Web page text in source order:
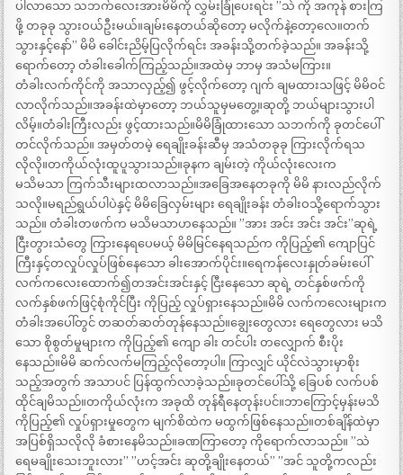
ပါလာသော သဘက်လေးအားမိမိကို လွှမ်းခြုံပေးရင်း ”သဲ ကို အကုန် စားကြ
ဖို့ တခုခု သွားဝယ်ဦးမယ်။ချမ်းနေတယ်ဆိုတော့ မလိုက်နဲ့တော့လေ။တက်
သွားနှင့်နော်” မိမိ ခေါင်းညိမ့်ပြလိုက်ရင်း အခန်းသို့တက်ခဲ့သည်။ အခန်းသို့
ရောက်တော့ တံခါးခေါက်ကြည့်သည်။အထဲမှ ဘာမှ အသံမကြား။
တံခါးလက်ကိုင်ကို အသာလှည့်၍ ဖွင့်လိုက်တော့ ဂျက် ချမထားသဖြင့် မိမိဝင်
လာလိုက်သည်။အခန်းထဲမှာတော့ ဘယ်သူမှမတွေ့။ဆုတို့ ဘယ်များသွားပါ
လိမ့်။တံခါးကြီးလည်း ဖွင့်ထားသည်။မိမိခြုံထားသော သဘက်ကို ခုတင်ပေါ်
တင်လိုက်သည်။ အမှတ်တမဲ့ ရေချိုးခန်းဆီမှ အသံတခုခု ကြားလိုက်ရသ
လိုလို။တကိုယ်လုံးထူပူသွားသည်။ခုနက ချမ်းတဲ့ ကိုယ်လုံးလေးက
မသိမသာ ကြက်သီးများထလာသည်။အခြေအနေတခုကို မိမိ နားလည်လိုက်
သလို။မရည်ရွယ်ပါပဲနှင့် မိမိခြေလှမ်းများ ရေချိုးခန်း တံခါးဝသို့ရောက်သွား
သည်။ တံခါးတဖက်က မသိမသာဟနေသည်။ ”အား အင်း အင်း အင်း”ဆုရဲ့
ငြီးတွားသံတွေ ကြားနေရပေမယ့် မိမိမြင်နေရသည်က ကိုပြည့်၏ ကျောပြင်
ကြီးနှင့်တလှုပ်လှုပ်ဖြစ်နေသော ခါးအောက်ပိုင်း။ရေကန်လေးနှုတ်ခမ်းပေါ်
လက်ကလေးထောက်၍တအင်းအင်းနှင့် ငြီးနေသော ဆုရဲ့ တင်နှစ်ဖက်ကို
လက်နှစ်ဖက်ဖြင့်စုံကိုင်ပြီး ကိုပြည့် လှုပ်ရှားနေသည်။မိမိ လက်ကလေးများက
တံခါးအပေါ်တွင် တဆတ်ဆတ်တုန်နေသည်။ချွေးတွေလား ရေတွေလား မသိ
သော စိုစွတ်မှုများက ကိုပြည့်၏ ကျော ခါး တင်ပါး တလျှောက် စီးပိုး
နေသည်။မိမိ ဆက်လက်မကြည့်လိုတော့ပါ။ ကြာလျှင် ယိုင်လဲသွားမှာစိုး
သည့်အတွက် အသာပင် ပြန်ထွက်လာခဲ့သည်။ခုတင်ပေါ်သို့ ခြေပစ် လက်ပစ်
ထိုင်ချမိသည်။တကိုယ်လုံးက အခုထိ တုန်ရီနေတုန်းပင်။ဘာကြောင့်မှန်းမသိ
ကိုပြည့်၏ လှုပ်ရှားမှုတွေက မျက်စိထဲက မထွက်ဖြစ်နေသည်။တစ်ချိန်ထဲမှာ
အပြစ်ရှိသလိုလို ခံစားနေမိသည်။ခဏကြာတော့ ကိုရောက်လာသည်။ ”သဲ
ရေမချိုးသေးဘူးလား” ”ဟင့်အင်း ဆုတို့ချိုးနေတယ်” ”အင် သူတို့ကလည်း